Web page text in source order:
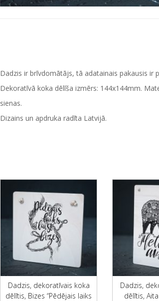
Dadzis ir brīvdomātājs, tā adatainais pakausis ir
Dekoratīvā koka dēlīša izmērs: 144x144mm.
sienas.
Dizains un apdruka radīta Latvijā.
Dadzis, dekoratīvais koka
dēlītis, Bizes “Pēdējais laiks
Dadzis,
dēlītis, Aita